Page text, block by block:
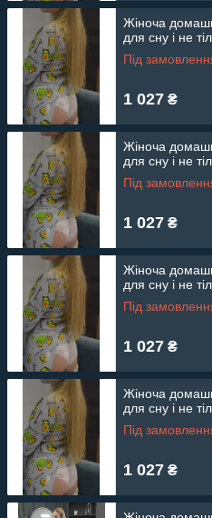
Жіноча
для сну і не
Під
1 027 ₴
Жіноча
для сну і не
Під
1 027 ₴
Жіноча
для сну і не
Під
1 027 ₴
Жіноча
для сну і не
Під
1 027 ₴